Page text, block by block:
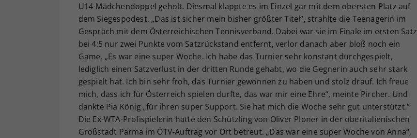
U14-Mädchendoppel geholt. Diesmal klappte es im Einzel gar mit dem obersten Platz auf
dem Siegespodest. „Das ist sicher mein bisher größter Titel“, strahlte die Teenagerin im
Gespräch mit dem Österreichischen Tennisverband. Dabei war sie im Finale im ersten Satz
bei 4:5 nur zwei Punkte vom Satzrückstand entfernt, verlor danach aber bloß noch ein
Game. „Es war eine super Woche. Ich habe das Turnier sehr konstant durchgespielt,
lediglich einen Satzverlust in der dritten Runde gehabt, wo die Gegnerin auch sehr stark
gespielt hat. Ich bin sehr froh, das Turnier gewonnen zu haben und stolz drauf. Ich freue
mich, dass ich für Österreich spielen durfte, das war mir eine Ehre“, meinte Pircher. Und
dankte Pia König „für ihren super Support. Sie hat mich die Woche sehr gut unterstützt.“
Die Ex-WTA-Profispielerin hatte den Schützling von Oliver Ploner in der oberitalienischen
Großstadt Parma im ÖTV-Auftrag vor Ort betreut. „Das war eine super Woche von Anna“,